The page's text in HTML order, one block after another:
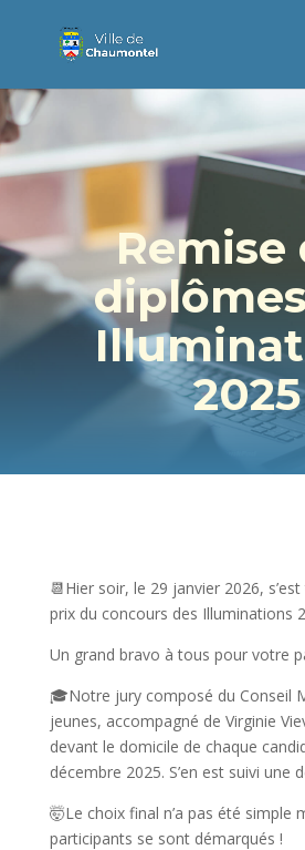
Remise
2025
📆Hier soir, le 29 janvier 2026,
prix du concours des Illuminations
Un grand bravo à tous pour votre
🎓Notre jury composé du Conseil
jeunes, accompagné de Virginie
devant le domicile de chaque
décembre 2025. S’en est suivi une
🤯Le choix final n’a pas été simple
participants se sont démarqués !